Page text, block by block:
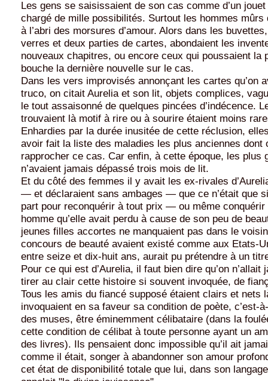
Les gens se saisissaient de son cas comme d’un
chargé de mille possibilités. Surtout les hommes mûrs
à l’abri des morsures d’amour. Alors dans les
verres et deux parties de cartes, abondaient les
nouveaux chapitres, ou encore ceux qui poussaient la
bouche la dernière nouvelle sur le cas.
Dans les vers improvisés annonçant les cartes qu’on
truco, on citait Aurelia et son lit, objets complices,
le tout assaisonné de quelques pincées d’indécence.
trouvaient là motif à rire ou à sourire étaient moins
Enhardies par la durée inusitée de cette réclusion,
avoir fait la liste des maladies les plus anciennes dont
rapprocher ce cas. Car enfin, à cette époque, les plus
n’avaient jamais dépassé trois mois de lit.
Et du côté des femmes il y avait les ex-rivales
— et déclaraient sans ambages — que ce n’était que
part pour reconquérir à tout prix — ou même conquérir
homme qu’elle avait perdu à cause de son peu de
jeunes filles accortes ne manquaient pas dans le
concours de beauté avaient existé comme aux Etats-
entre seize et dix-huit ans, aurait pu prétendre à un
Pour ce qui est d’Aurelia, il faut bien dire qu’on n’allait
tirer au clair cette histoire si souvent invoquée, de
Tous les amis du fiancé supposé étaient clairs et nets
invoquaient en sa faveur sa condition de poète, c’est-
des muses, être éminemment célibataire (dans la
cette condition de célibat à toute personne ayant un
des livres). Ils pensaient donc impossible qu’il ait
comme il était, songer à abandonner son amour
cet état de disponibilité totale que lui, dans son